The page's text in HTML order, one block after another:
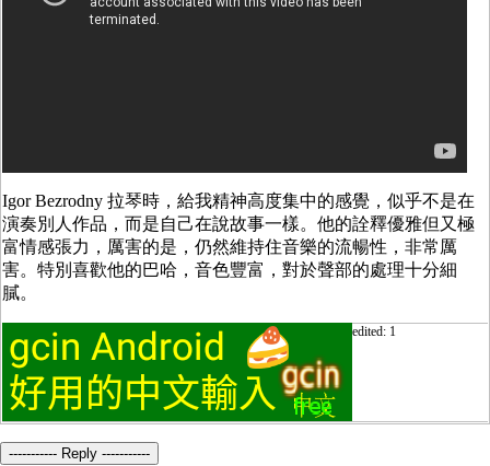
Igor Bezrodny 拉琴時，給我精神高度集中的感覺，似乎不是在
演奏別人作品，而是自己在說故事一樣。他的詮釋優雅但又極
富情感張力，厲害的是，仍然維持住音樂的流暢性，非常厲
害。特別喜歡他的巴哈，音色豐富，對於聲部的處理十分細
膩。
edited: 1
----------- Reply -----------